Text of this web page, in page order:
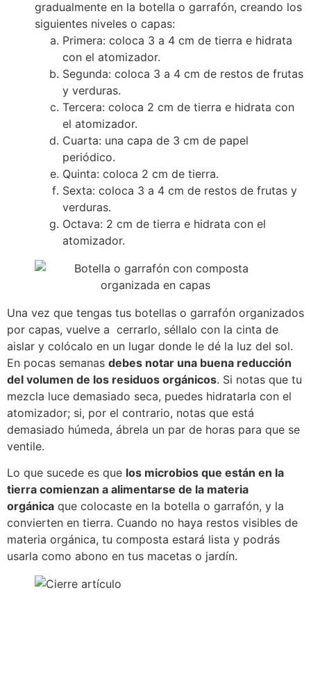
gradualmente en la botella o garrafón, creando los
siguientes niveles o capas:
Primera: coloca 3 a 4 cm de tierra e hidrata
con el atomizador.
Segunda: coloca 3 a 4 cm de restos de frutas
y verduras.
Tercera: coloca 2 cm de tierra e hidrata con
el atomizador.
Cuarta: una capa de 3 cm de papel
periódico.
Quinta: coloca 2 cm de tierra.
Sexta: coloca 3 a 4 cm de restos de frutas y
verduras.
Octava: 2 cm de tierra e hidrata con el
atomizador.
Una vez que tengas tus botellas o garrafón organizados
por capas, vuelve a cerrarlo, séllalo con la cinta de
aislar y colócalo en un lugar donde le dé la luz del sol.
En pocas semanas debes notar una buena reducción
del volumen de los residuos orgánicos. Si notas que tu
mezcla luce demasiado seca, puedes hidratarla con el
atomizador; si, por el contrario, notas que está
demasiado húmeda, ábrela un par de horas para que se
ventile.
Lo que sucede es que los microbios que están en la
tierra comienzan a alimentarse de la materia
orgánica que colocaste en la botella o garrafón, y la
convierten en tierra. Cuando no haya restos visibles de
materia orgánica, tu composta estará lista y podrás
usarla como abono en tus macetas o jardín.